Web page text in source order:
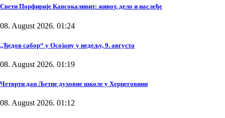
Свети Порфирије Кавсокаливит: живот, дело и наслеђе
08. August 2026. 01:24
„Ђедов сабор“ у Осојану у недељу, 9. августа
08. August 2026. 01:19
Четврти дан Љетне духовне школе у Херцеговини
08. August 2026. 01:12